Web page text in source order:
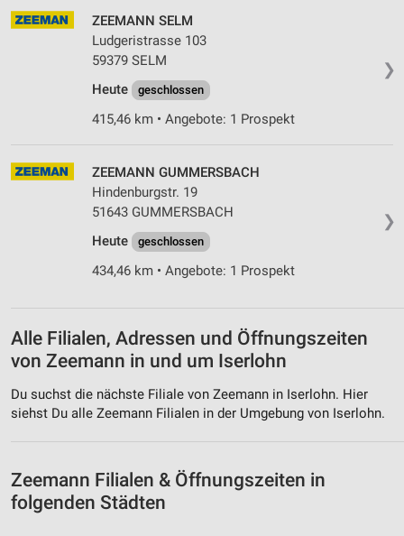
❯
ZEEMANN SELM
Ludgeristrasse 103
59379 SELM
Heute
geschlossen
415,46 km • Angebote: 1 Prospekt
❯
ZEEMANN GUMMERSBACH
Hindenburgstr. 19
51643 GUMMERSBACH
Heute
geschlossen
434,46 km • Angebote: 1 Prospekt
Alle Filialen, Adressen und Öffnungszeiten
von Zeemann in und um Iserlohn
Du suchst die nächste Filiale von Zeemann in Iserlohn. Hier
siehst Du alle Zeemann Filialen in der Umgebung von Iserlohn.
Zeemann Filialen & Öffnungszeiten in
folgenden Städten
Geräte anhand von aktiv angeforderten
Informationen identifizieren
Nicht-IAB-Verarbeitungszwecke:
Funktional